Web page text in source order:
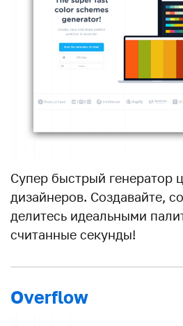
Супер быстрый генератор
дизайнеров. Создавайте,
делитесь идеальными
считанные секунды!
Overflow